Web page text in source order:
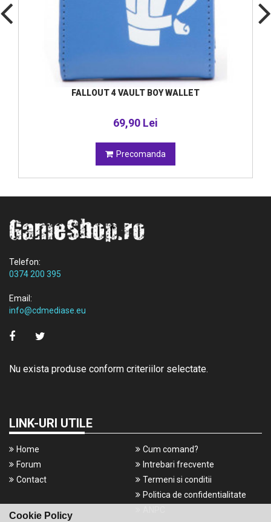
Cookie Policy
FALLOUT 4 VAULT BOY WALLET
69,90 Lei
Precomanda
Telefon:
0374 200 395
Email:
info@cdmediase.eu
Nu exista produse conform criteriilor selectate.
LINK-URI UTILE
Home
Forum
Contact
Cum comand?
Intrebari frecvente
Termeni si conditii
Politica de confidentialitate